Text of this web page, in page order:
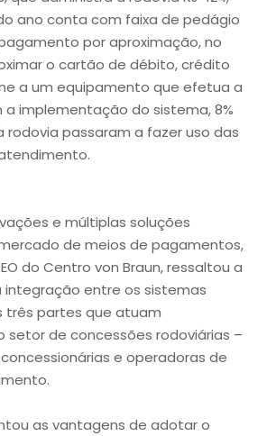
ano conta com faixa de pedágio
por aproximação, no
o cartão de débito, crédito
a um equipamento que efetua a
a implementação do sistema, 8%
rodovia passaram a fazer uso das
e múltiplas soluções
de meios de pagamentos,
do Centro von Braun, ressaltou a
entre os sistemas
três partes que atuam
setor de concessões rodoviárias –
e operadoras de
as vantagens de adotar o